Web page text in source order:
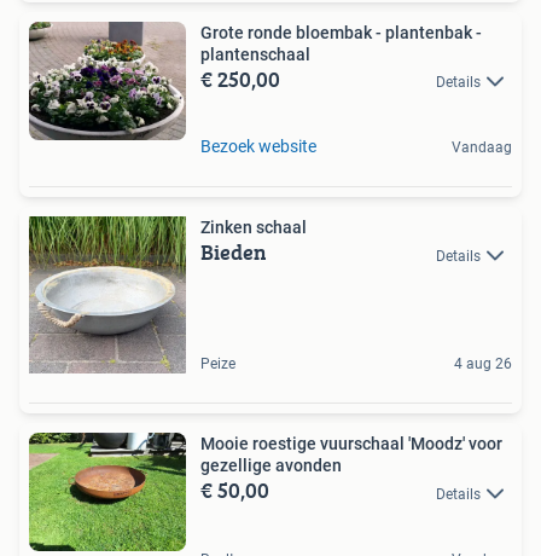
Grote ronde bloembak - plantenbak -
plantenschaal
€ 250,00 Details
Bezoek website Vandaag
Zinken schaal
Bieden Details
Peize 4 aug 26
Mooie roestige vuurschaal 'Moodz' voor
gezellige avonden
€ 50,00 Details